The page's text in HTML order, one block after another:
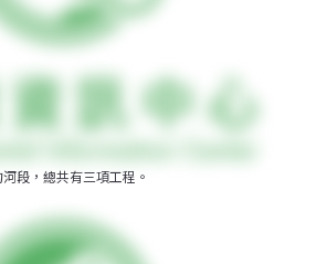
段，總共有三項工程。